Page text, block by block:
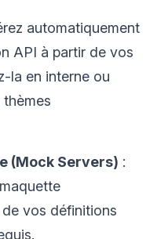
automatiquement
API à partir de vos
la en interne ou
(Mock Servers) :
vos définitions